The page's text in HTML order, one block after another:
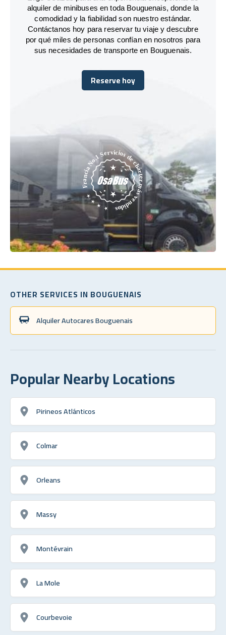
alquiler de minibuses en toda Bouguenais, donde la
comodidad y la fiabilidad son nuestro estándar.
Contáctanos hoy para reservar tu viaje y descubre
por qué miles de personas confían en nosotros para
sus necesidades de transporte en Bouguenais.
Reserve hoy
Reserve hoy
OTHER SERVICES IN BOUGUENAIS
Alquiler Autocares Bouguenais
Popular Nearby Locations
Pirineos Atlánticos
Colmar
Orleans
Massy
Montévrain
La Mole
Courbevoie